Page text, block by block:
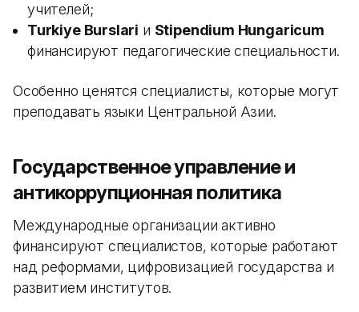
учителей;
Turkiye Burslari и Stipendium Hungaricum
финансируют педагогические специальности.
Особенно ценятся специалисты, которые могут
преподавать языки Центральной Азии.
Государственное управление и
антикоррупционная политика
Международные организации активно
финансируют специалистов, которые работают
над реформами, цифровизацией государства и
развитием институтов.